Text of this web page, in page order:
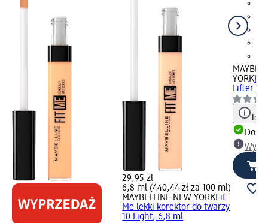
29,95 zł
6,8 ml (440,44 zł za 100 ml)
MAYBELLINE NEW YORKFit
Me lekki korektor do twarzy
10 Light, 6,8 ml
YORK
Lifter